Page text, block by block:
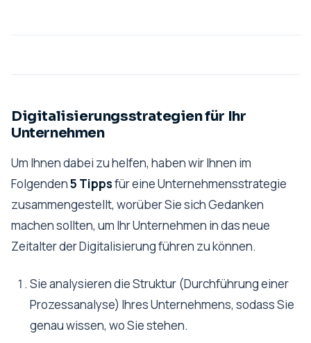
Digitalisierungsstrategien für Ihr
Unternehmen
Um Ihnen dabei zu helfen, haben wir Ihnen im
Folgenden5 Tippsfür eine Unternehmensstrategie
zusammengestellt, worüber Sie sich Gedanken
machen sollten, um Ihr Unternehmen in das neue
Zeitalter der Digitalisierung führen zu können.
Sie analysieren die Struktur (Durchführung einer
Prozessanalyse) Ihres Unternehmens, sodass Sie
genau wissen, wo Sie stehen.